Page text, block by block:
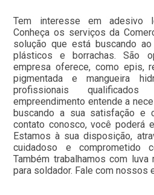
Tem interesse em adesivo
Conheça os serviços da
solução que está buscando
plásticos e borrachas. São
empresa oferece, como epis,
pigmentada e mangueira
profissionais
empreendimento entende a
buscando a sua satisfação e
contato conosco, você poderá
Estamos à sua disposição,
cuidadoso e comprometido
Também trabalhamos com
para soldador. Fale com nossos